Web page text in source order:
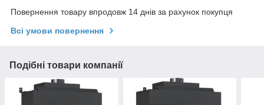
Повернення товару впродовж 14 днів за рахунок покупця
Всі умови повернення
Подібні товари компанії